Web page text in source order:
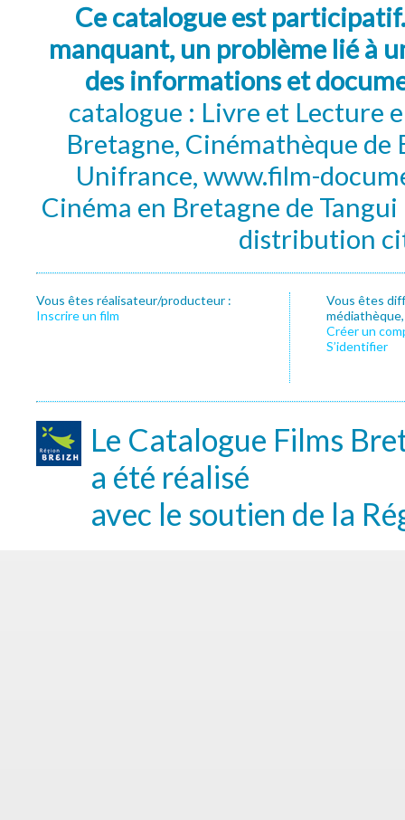
Ce catalogue est
manquant, un problème lié à
des informations et
catalogue : Livre et Lecture
Bretagne, Cinémathèque de
Unifrance, www.film-
Cinéma en Bretagne de
distribution
Vous êtes réalisateur/producteur :
Inscrire un film
Vous êtes
Créer un
S’identifier
Le Catalogue Films
a été réalisé
avec le soutien de la